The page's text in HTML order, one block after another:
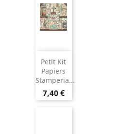
Petit Kit
Papiers
Stamperia...
7,40 €